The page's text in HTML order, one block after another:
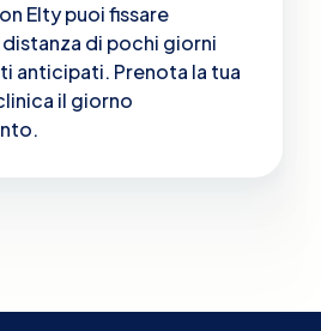
Elty puoi fissare
di pochi giorni
anticipati. Prenota la tua
il giorno